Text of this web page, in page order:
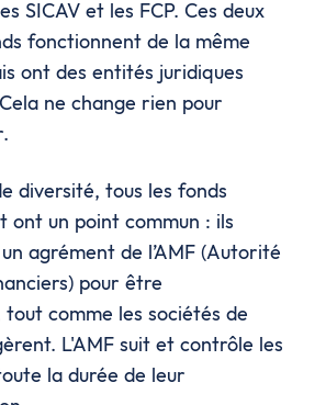
SICAV et les FCP. Ces deux
fonctionnent de la même
ont des entités juridiques
ne change rien pour
diversité, tous les fonds
ont un point commun : ils
agrément de l’AMF (Autorité
pour être
tout comme les sociétés de
L'AMF suit et contrôle les
la durée de leur